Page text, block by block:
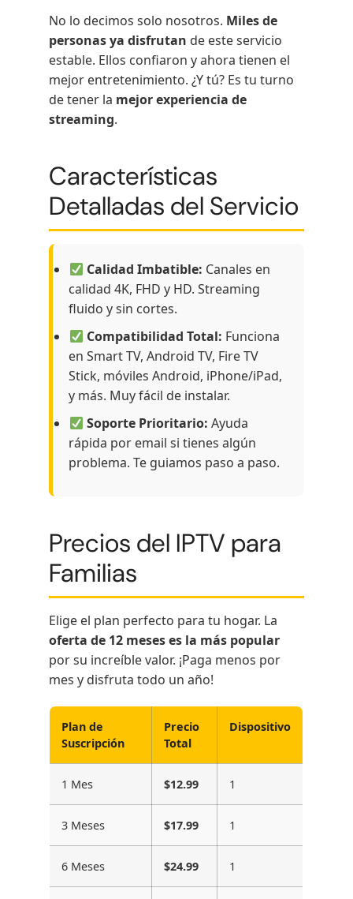
No lo decimos solo nosotros. Miles de
personas ya disfrutan de este servicio
estable. Ellos confiaron y ahora tienen el
mejor entretenimiento. ¿Y tú? Es tu turno
de tener la mejor experiencia de
streaming.
Características
Detalladas del Servicio
Calidad Imbatible: Canales en
calidad 4K, FHD y HD. Streaming
fluido y sin cortes.
Compatibilidad Total: Funciona
en Smart TV, Android TV, Fire TV
Stick, móviles Android, iPhone/iPad,
y más. Muy fácil de instalar.
Soporte Prioritario: Ayuda
rápida por email si tienes algún
problema. Te guiamos paso a paso.
Precios del IPTV para
Familias
Elige el plan perfecto para tu hogar. La
oferta de 12 meses es la más popular
por su increíble valor. ¡Paga menos por
mes y disfruta todo un año!
Plan de
Suscripción
Precio
Total
Dispositivo
1 Mes $12.99 1
3 Meses $17.99 1
6 Meses $24.99 1